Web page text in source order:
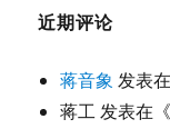
近期评论
蒋音象 发表
蒋工 发表在《